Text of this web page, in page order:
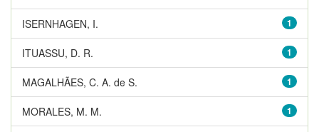
1
ISERNHAGEN, I.
1
ITUASSU, D. R.
1
MAGALHÃES, C. A. de S.
1
MORALES, M. M.